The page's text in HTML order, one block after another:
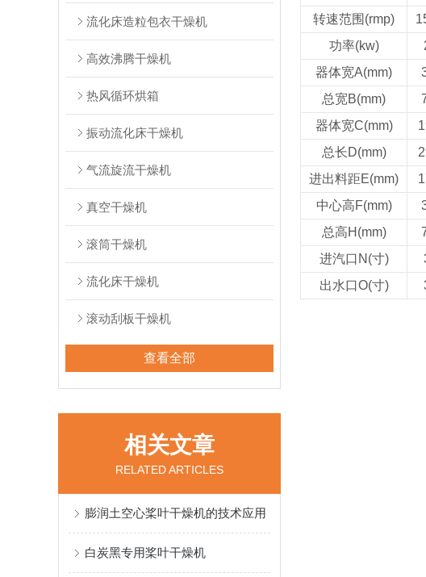
流化床造粒包衣干燥机
高效沸腾干燥机
热风循环烘箱
振动流化床干燥机
气流旋流干燥机
真空干燥机
滚筒干燥机
流化床干燥机
滚动刮板干燥机
查看全部
相关文章
RELATED ARTICLES
膨润土空心桨叶干燥机的技术应用
白炭黑专用桨叶干燥机
转速范围(rmp)
功率(kw)
器体宽A(mm)
总宽B(mm)
器体宽C(mm)
总长D(mm)
进出料距E(mm)
中心高F(mm)
总高H(mm)
进汽口N(寸)
出水口O(寸)